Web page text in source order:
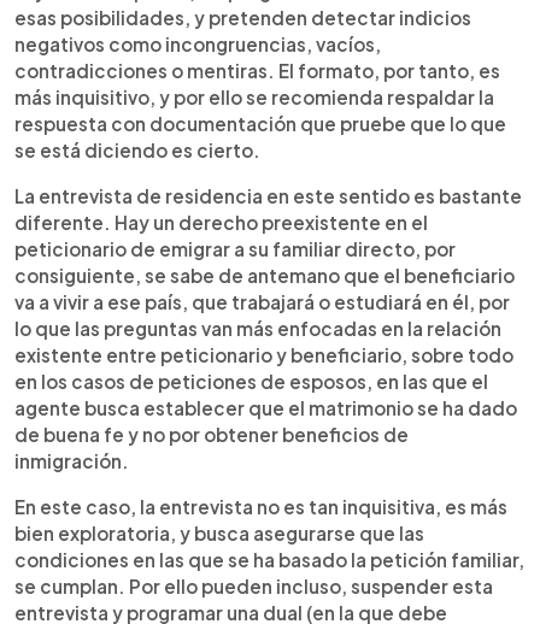
esas posibilidades, y pretenden detectar indicios
negativos como incongruencias, vacíos,
contradicciones o mentiras. El formato, por tanto, es
más inquisitivo, y por ello se recomienda respaldar la
respuesta con documentación que pruebe que lo que
se está diciendo es cierto.
La entrevista de residencia en este sentido es bastante
diferente. Hay un derecho preexistente en el
peticionario de emigrar a su familiar directo, por
consiguiente, se sabe de antemano que el beneficiario
va a vivir a ese país, que trabajará o estudiará en él, por
lo que las preguntas van más enfocadas en la relación
existente entre peticionario y beneficiario, sobre todo
en los casos de peticiones de esposos, en las que el
agente busca establecer que el matrimonio se ha dado
de buena fe y no por obtener beneficios de
inmigración.
En este caso, la entrevista no es tan inquisitiva, es más
bien exploratoria, y busca asegurarse que las
condiciones en las que se ha basado la petición familiar,
se cumplan. Por ello pueden incluso, suspender esta
entrevista y programar una dual (en la que debe